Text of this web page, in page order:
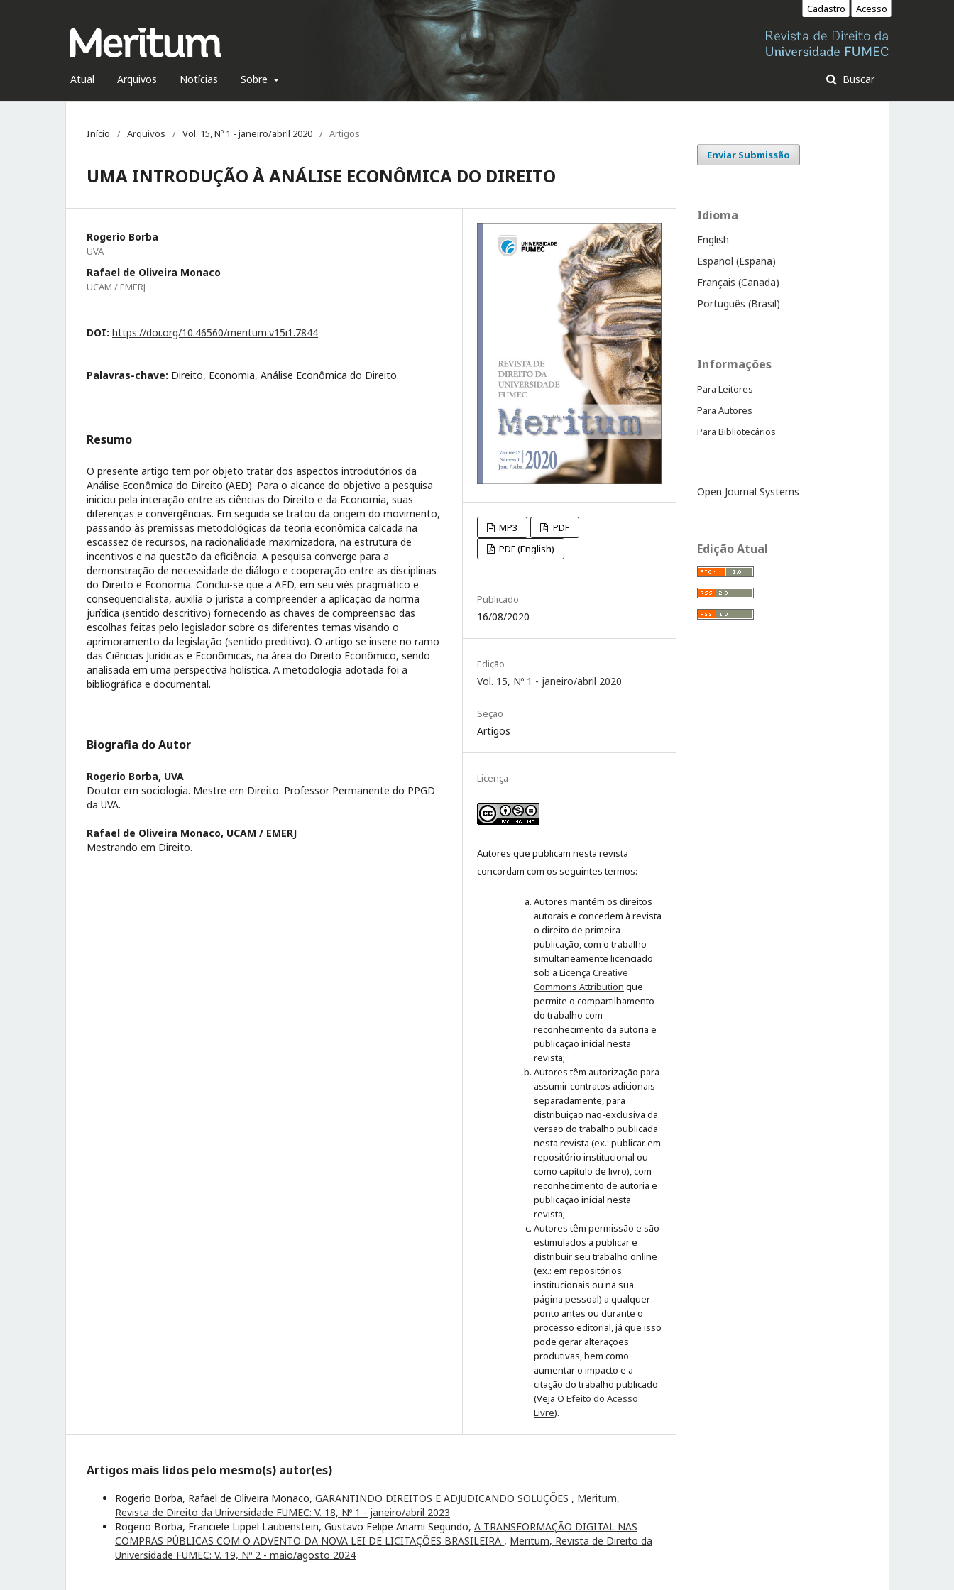
Atual Arquivos Notícias Sobre Buscar
Cadastro Acesso
Início / Arquivos / Vol. 15, Nº 1 - janeiro/abril 2020 / Artigos
UMA INTRODUÇÃO À ANÁLISE ECONÔMICA DO DIREITO
Rogerio Borba
UVA
Rafael de Oliveira Monaco
UCAM / EMERJ
DOI: https://doi.org/10.46560/meritum.v15i1.7844
Palavras-chave: Direito, Economia, Análise Econômica do Direito.
Resumo
O presente artigo tem por objeto tratar dos aspectos introdutórios da
Análise Econômica do Direito (AED). Para o alcance do objetivo a pesquisa
iniciou pela interação entre as ciências do Direito e da Economia, suas
diferenças e convergências. Em seguida se tratou da origem do movimento,
passando às premissas metodológicas da teoria econômica calcada na
escassez de recursos, na racionalidade maximizadora, na estrutura de
incentivos e na questão da eficiência. A pesquisa converge para a
demonstração de necessidade de diálogo e cooperação entre as disciplinas
do Direito e Economia. Conclui-se que a AED, em seu viés pragmático e
consequencialista, auxilia o jurista a compreender a aplicação da norma
jurídica (sentido descritivo) fornecendo as chaves de compreensão das
escolhas feitas pelo legislador sobre os diferentes temas visando o
aprimoramento da legislação (sentido preditivo). O artigo se insere no ramo
das Ciências Jurídicas e Econômicas, na área do Direito Econômico, sendo
analisada em uma perspectiva holística. A metodologia adotada foi a
bibliográfica e documental.
Biografia do Autor
Rogerio Borba, UVA
Doutor em sociologia. Mestre em Direito. Professor Permanente do PPGD
da UVA.
Rafael de Oliveira Monaco, UCAM / EMERJ
Mestrando em Direito.
MP3
PDF
PDF (English)
Publicado
16/08/2020
Edição
Vol. 15, Nº 1 - janeiro/abril 2020
Seção
Artigos
Licença
Autores que publicam nesta revista
concordam com os seguintes termos:
Autores mantém os direitos
autorais e concedem à revista
o direito de primeira
publicação, com o trabalho
simultaneamente licenciado
sob a Licença Creative
Commons Attribution que
permite o compartilhamento
do trabalho com
reconhecimento da autoria e
publicação inicial nesta
revista;
Autores têm autorização para
assumir contratos adicionais
separadamente, para
distribuição não-exclusiva da
versão do trabalho publicada
nesta revista (ex.: publicar em
repositório institucional ou
como capítulo de livro), com
reconhecimento de autoria e
publicação inicial nesta
revista;
Autores têm permissão e são
estimulados a publicar e
distribuir seu trabalho online
(ex.: em repositórios
institucionais ou na sua
página pessoal) a qualquer
ponto antes ou durante o
processo editorial, já que isso
pode gerar alterações
produtivas, bem como
aumentar o impacto e a
citação do trabalho publicado
(Veja O Efeito do Acesso
Livre).
Artigos mais lidos pelo mesmo(s) autor(es)
Rogerio Borba, Rafael de Oliveira Monaco, GARANTINDO DIREITOS E ADJUDICANDO SOLUÇÕES , Meritum,
Revista de Direito da Universidade FUMEC: V. 18, Nº 1 - janeiro/abril 2023
Rogerio Borba, Franciele Lippel Laubenstein, Gustavo Felipe Anami Segundo, A TRANSFORMAÇÃO DIGITAL NAS
COMPRAS PÚBLICAS COM O ADVENTO DA NOVA LEI DE LICITAÇÕES BRASILEIRA , Meritum, Revista de Direito da
Universidade FUMEC: V. 19, Nº 2 - maio/agosto 2024
Enviar Submissão
Idioma
English
Español (España)
Français (Canada)
Português (Brasil)
Informações
Para Leitores
Para Autores
Para Bibliotecários
Open Journal Systems
Edição Atual